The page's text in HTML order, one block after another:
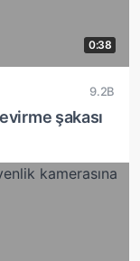
0:38
9.2B
şakası